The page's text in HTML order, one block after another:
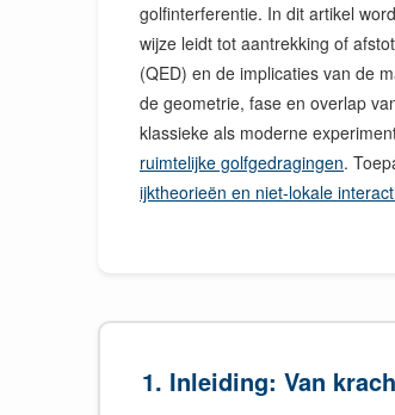
golfinterferentie. In dit artikel
wijze leidt tot aantrekking of
(QED) en de implicaties van de
de geometrie, fase en overlap
klassieke als moderne
ruimtelijke golfgedragingen.
ijktheorieën en niet-lokale
1. Inleiding: Van